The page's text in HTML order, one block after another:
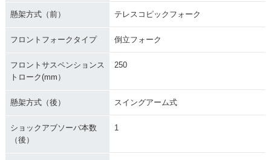
懸架方式（前） テレスコピックフォーク
フロントフォークタイプ 倒立フォーク
フロントサスペンションス
トローク(mm）
250
懸架方式（後） スイングアーム式
ショックアブソーバ本数
（後）
1